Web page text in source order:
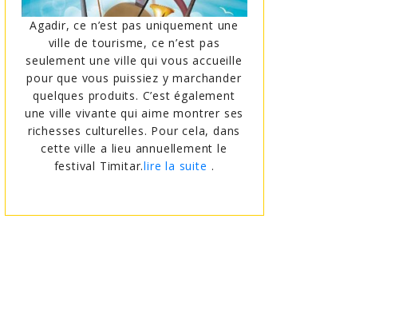
Agadir, ce n’est pas uniquement une
ville de tourisme, ce n’est pas
seulement une ville qui vous accueille
pour que vous puissiez y marchander
quelques produits. C’est également
une ville vivante qui aime montrer ses
richesses culturelles. Pour cela, dans
cette ville a lieu annuellement le
festival Timitar.lire la suite .